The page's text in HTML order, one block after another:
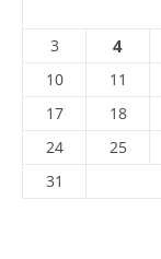
3 4
10
11
17
18
24
25
31